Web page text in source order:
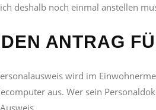
deshalb noch einmal anstellen
ANTRAG
wird im
aus. Wer sein